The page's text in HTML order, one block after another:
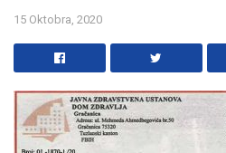
15 Oktobra, 2020